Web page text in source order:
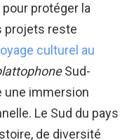
protéger la
projets reste
culturel au
Sud-
une immersion
Le Sud du pays
de diversité